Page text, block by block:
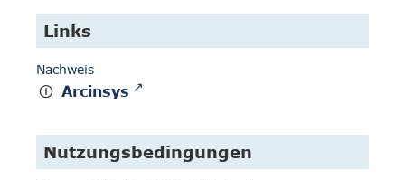
Links
Nachweis
Arcinsys
Nutzungsbedingungen